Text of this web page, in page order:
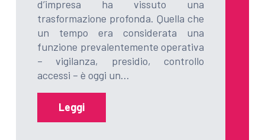
d’impresa ha vissuto una
trasformazione profonda. Quella che
un tempo era considerata una
funzione prevalentemente operativa
– vigilanza, presidio, controllo
accessi – è oggi un…
Leggi